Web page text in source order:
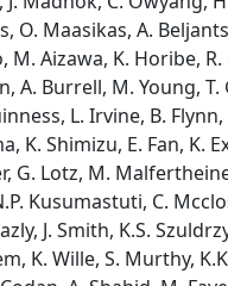
O. Maasikas, A.
M. Aizawa, K. Horibe, R.
A. Burrell, M. Young, T.
L. Irvine, B. Flynn,
K. Shimizu, E. Fan, K.
G. Lotz, M.
Kusumastuti, C.
J. Smith, K.S.
K. Wille, S. Murthy,